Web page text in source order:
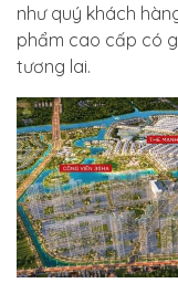
như quý khách
phẩm cao cấp có
tương lai.